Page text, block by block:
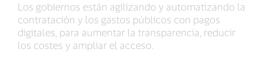
Los gobiernos están agilizando y automatizando la
contratación y los gastos públicos con pagos
digitales, para aumentar la transparencia, reducir
los costes y ampliar el acceso.